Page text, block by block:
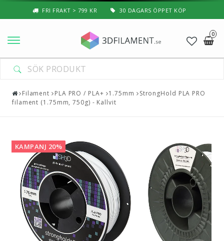
FRI FRAKT > 799 KR 30 DAGARS ÖPPET KÖP
0
Nyheter & Populärt
Filament
3D-Skrivare — Tillbehör
3D-Skrivare — Delar
Resin
3D-Pennor & Tillbehör
Filament PLA PRO / PLA+ 1.75mm
StrongHold PLA PRO
filament (1.75mm, 750g) - Kallvit
KAMPANJ 20%